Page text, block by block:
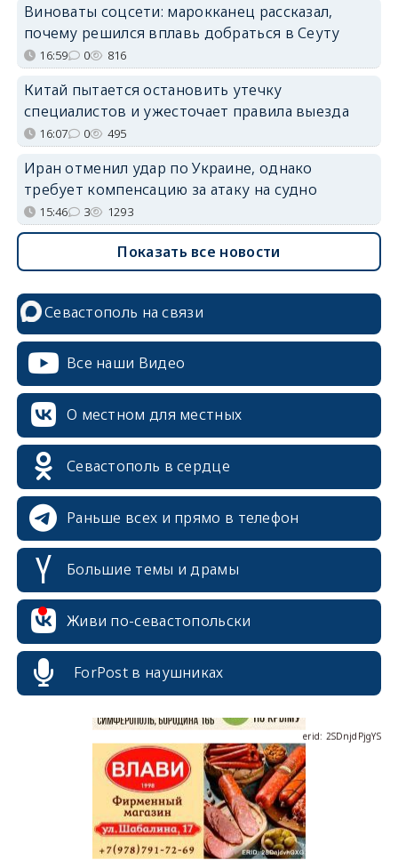
Виноваты соцсети: марокканец рассказал,
почему решился вплавь добраться в Сеуту
16:59 0 816
Китай пытается остановить утечку
специалистов и ужесточает правила выезда
16:07 0 495
Иран отменил удар по Украине, однако
требует компенсацию за атаку на судно
15:46 3 1293
Показать все новости
Севастополь на связи
Все наши Видео
О местном для местных
Севастополь в сердце
Раньше всех и прямо в телефон
Большие темы и драмы
Живи по-севастопольски
ForPost в наушниках
erid: 2SDnjcrDNw6
erid: 2SDnjdPjgYS
erid: 2SDnjdvhGXG